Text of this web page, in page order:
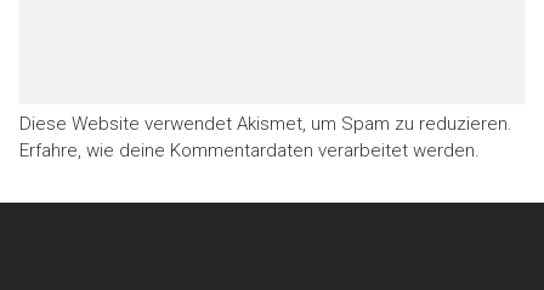
Diese Website verwendet Akismet, um Spam zu reduzieren.
Erfahre, wie deine Kommentardaten verarbeitet werden.